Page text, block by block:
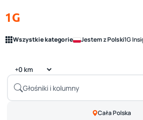
1G
Wszystkie kategorie Jestem z Polski1G
Cała Polska